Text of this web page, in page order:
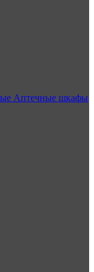
Аптечные шкафы